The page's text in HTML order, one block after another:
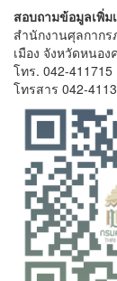
สอบถามข้อมูลเพิ่ม
สำนักงานศุลกาก
เมือง จังหวัดหนอง
โทร. 042-411715
โทรสาร 042-